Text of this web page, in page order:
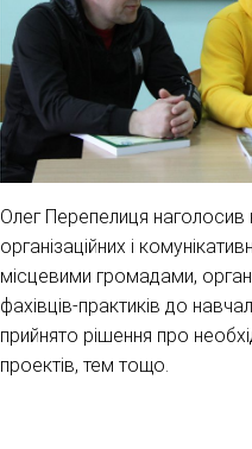
Олег Перепелиця наголосив
організаційних і
місцевими громадами,
фахівців-практиків до
прийнято рішення про
проектів, тем тощо.